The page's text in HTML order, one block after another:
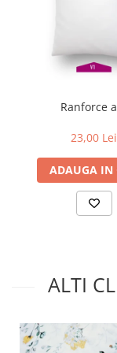
Ranforce
23,00 Lei
ADAUGA IN
ALTI